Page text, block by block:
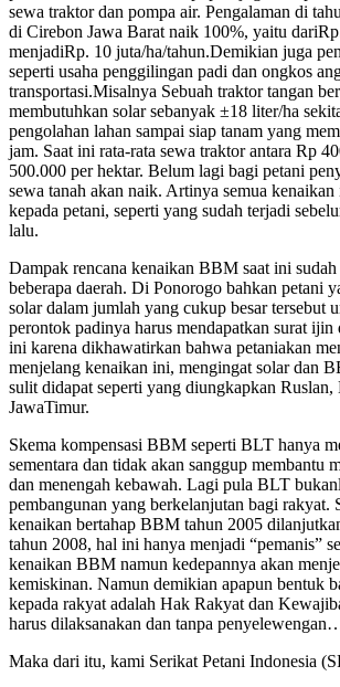
sewa traktor dan pompa air. Pengalaman di
di Cirebon Jawa Barat naik 100%, yaitu
menjadiRp. 10 juta/ha/tahun.Demikian juga
seperti usaha penggilingan padi dan ongkos
transportasi.Misalnya Sebuah traktor tangan
membutuhkan solar sebanyak ±18 liter/ha
pengolahan lahan sampai siap tanam yang
jam. Saat ini rata-rata sewa traktor antara Rp
500.000 per hektar. Belum lagi bagi petani
sewa tanah akan naik. Artinya semua
kepada petani, seperti yang sudah terjadi
lalu.
Dampak rencana kenaikan BBM saat ini sudah
beberapa daerah. Di Ponorogo bahkan petani
solar dalam jumlah yang cukup besar tersebut
perontok padinya harus mendapatkan surat ijin
ini karena dikhawatirkan bahwa petaniakan
menjelang kenaikan ini, mengingat solar dan
sulit didapat seperti yang diungkapkan
JawaTimur.
Skema kompensasi BBM seperti BLT hanya
sementara dan tidak akan sanggup membantu
dan menengah kebawah. Lagi pula BLT
pembangunan yang berkelanjutan bagi rakyat.
kenaikan bertahap BBM tahun 2005
tahun 2008, hal ini hanya menjadi “pemanis”
kenaikan BBM namun kedepannya akan
kemiskinan. Namun demikian apapun bentuk
kepada rakyat adalah Hak Rakyat dan
harus dilaksanakan dan tanpa
Maka dari itu, kami Serikat Petani Indonesia